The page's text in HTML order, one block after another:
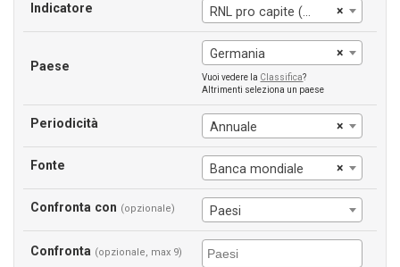
Indicatore ×
RNL pro capite (a prezzi costanti del 2015 in US$)
Paese
×
Germania
Vuoi vedere la Classifica?
Altrimenti seleziona un paese
Periodicità ×
Annuale
Fonte ×
Banca mondiale
Confronta con (opzionale) Paesi
Confronta (opzionale, max 9)